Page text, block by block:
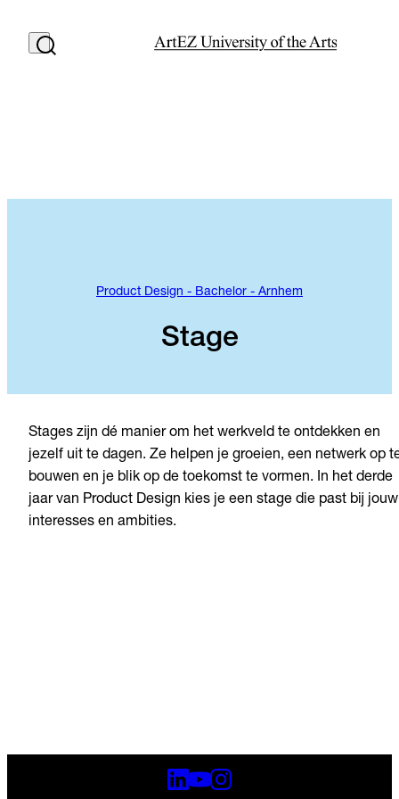
Product Design - Bachelor - Arnhem
Stage
Stages zijn dé manier om het werkveld te ontdekken en
jezelf uit te dagen. Ze helpen je groeien, een netwerk op
bouwen en je blik op de toekomst te vormen. In het derde
jaar van Product Design kies je een stage die past bij jouw
interesses en ambities.